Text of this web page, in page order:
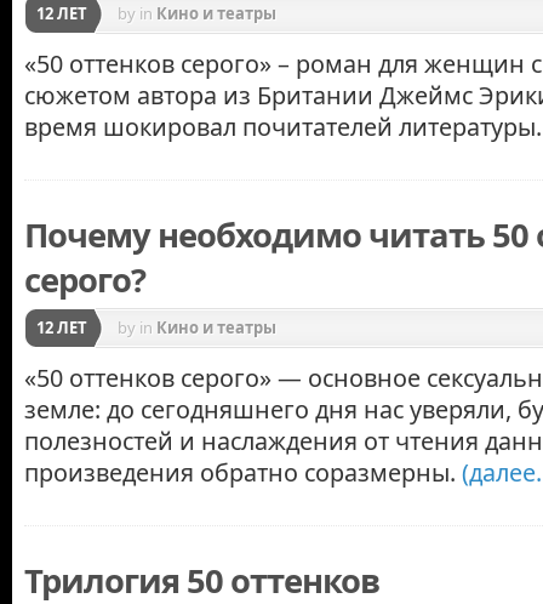
12 ЛЕТ by in Кино и театры
«50 оттенков серого» – роман для женщин
сюжетом автора из Британии Джеймс
время шокировал почитателей
Почему необходимо читать 50
серого?
12 ЛЕТ by in Кино и театры
«50 оттенков серого» — основное
земле: до сегодняшнего дня нас уверяли,
полезностей и наслаждения от чтения
произведения обратно соразмерны.
Трилогия 50 оттенков